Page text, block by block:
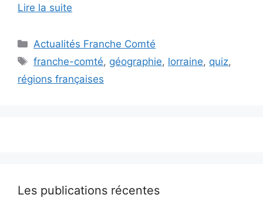
Lire la suite
Catégories
Actualités Franche Comté
Étiquettes
franche-comté, géographie, lorraine, quiz,
régions françaises
Les publications récentes